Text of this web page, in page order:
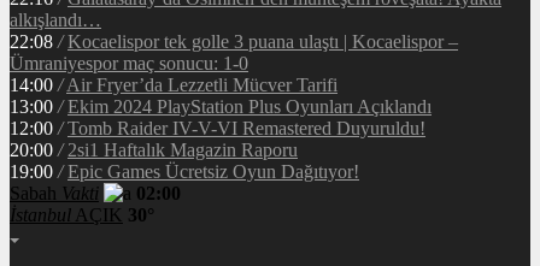
alkışlandı…
22:08 / Kocaelispor tek golle 3 puana ulaştı | Kocaelispor –
Ümraniyespor maç sonucu: 1-0
14:00 / Air Fryer’da Lezzetli Mücver Tarifi
13:00 / Ekim 2024 PlayStation Plus Oyunları Açıklandı
12:00 / Tomb Raider IV-V-VI Remastered Duyuruldu!
20:00 / 2si1 Haftalık Magazin Raporu
19:00 / Epic Games Ücretsiz Oyun Dağıtıyor!
Sabah Vakti
02:00
İstanbul AÇIK 30°